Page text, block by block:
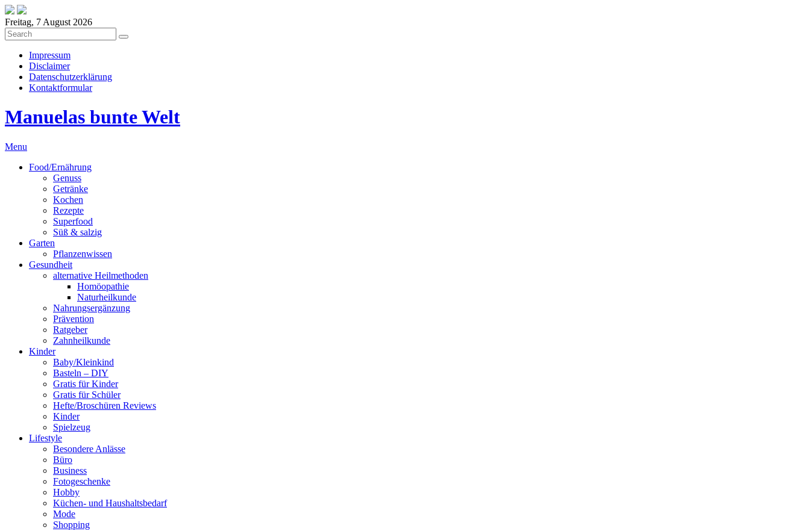
Freitag, 7 August 2026
Impressum
Disclaimer
Datenschutzerklärung
Kontaktformular
Manuelas bunte Welt
Menu
Food/Ernährung
Genuss
Getränke
Kochen
Rezepte
Superfood
Süß & salzig
Garten
Pflanzenwissen
Gesundheit
alternative Heilmethoden
Homöopathie
Naturheilkunde
Nahrungsergänzung
Prävention
Ratgeber
Zahnheilkunde
Kinder
Baby/Kleinkind
Basteln – DIY
Gratis für Kinder
Gratis für Schüler
Hefte/Broschüren Reviews
Kinder
Spielzeug
Lifestyle
Besondere Anlässe
Büro
Business
Fotogeschenke
Hobby
Küchen- und Haushaltsbedarf
Mode
Shopping